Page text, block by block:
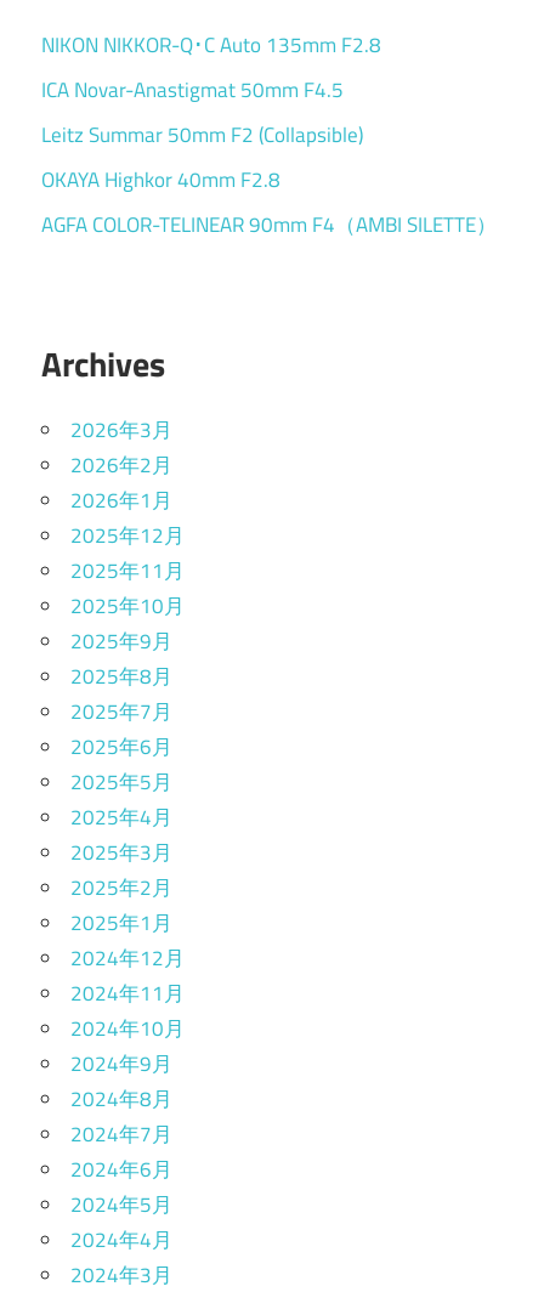
NIKON NIKKOR-Q･C Auto 135mm F2.8
ICA Novar-Anastigmat 50mm F4.5
Leitz Summar 50mm F2 (Collapsible)
OKAYA Highkor 40mm F2.8
AGFA COLOR-TELINEAR 90mm F4（AMBI SILETTE）
Archives
2026年3月
2026年2月
2026年1月
2025年12月
2025年11月
2025年10月
2025年9月
2025年8月
2025年7月
2025年6月
2025年5月
2025年4月
2025年3月
2025年2月
2025年1月
2024年12月
2024年11月
2024年10月
2024年9月
2024年8月
2024年7月
2024年6月
2024年5月
2024年4月
2024年3月